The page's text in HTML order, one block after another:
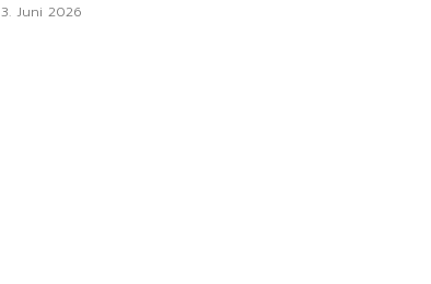
3. Juni 2026